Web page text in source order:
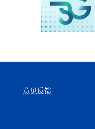
意见反馈